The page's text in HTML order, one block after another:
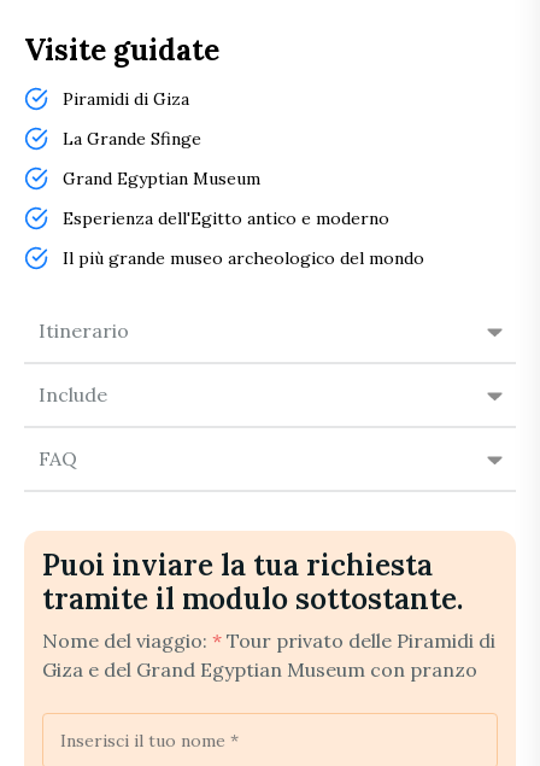
Itinerario
Include
FAQ
Visite guidate
Piramidi di Giza
La Grande Sfinge
Grand Egyptian Museum
Esperienza dell'Egitto antico e moderno
Il più grande museo archeologico del mondo
Puoi inviare la tua richiesta
tramite il modulo sottostante.
Nome del viaggio: * Tour privato delle Piramidi di
Giza e del Grand Egyptian Museum con pranzo